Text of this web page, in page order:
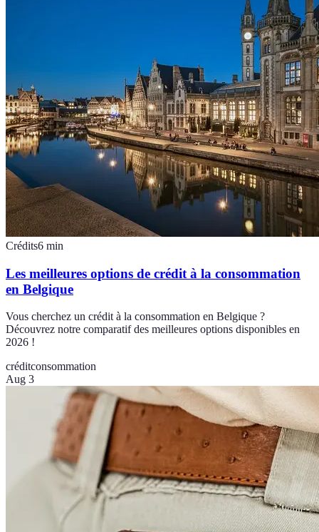
Crédits6 min
Les meilleures options de crédit à la consommation
en Belgique
Vous cherchez un crédit à la consommation en Belgique ?
Découvrez notre comparatif des meilleures options disponibles en
2026 !
créditconsommation
Aug 3